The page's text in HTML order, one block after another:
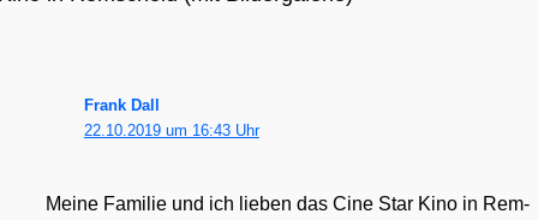
Frank Dall
22.10.2019 um 16:43 Uhr
Mei­ne Fami­lie und ich lie­ben das Cine Star Kino in Rem­